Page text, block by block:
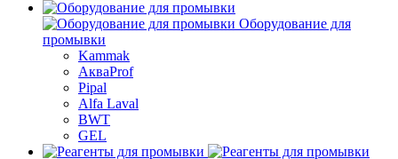
Оборудование для
промывки
Kammak
АкваProf
Pipal
Alfa Laval
BWT
GEL